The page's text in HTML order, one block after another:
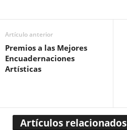
Artículo anterior
Premios a las Mejores
Encuadernaciones
Artísticas
Artículos relacionados